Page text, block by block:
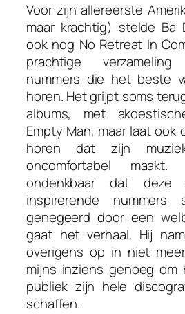
Voor zijn allereerste
maar krachtig) stelde Ba
ook nog No Retreat In
prachtige verzameling
nummers die het beste
horen. Het grijpt soms
albums, met
Empty Man, maar laat ook
horen dat zijn
oncomfortabel
ondenkbaar dat deze
inspirerende nummers
genegeerd door een
gaat het verhaal. Hij
overigens op in niet
mijns inziens genoeg om
publiek zijn hele
schaffen.